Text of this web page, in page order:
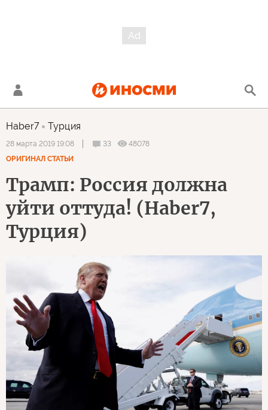
Haber7 Турция
28 марта 2019 19:08 33
48078
ОРИГИНАЛ СТАТЬИ
Трамп: Россия должна
уйти оттуда! (Haber7,
Турция)